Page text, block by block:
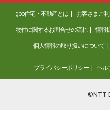
goo住宅・不動産とは お客さまご
物件に関するお問合せの流れ 情報
個人情報の取り扱いについて
プライバシーポリシー ヘル
©NTT